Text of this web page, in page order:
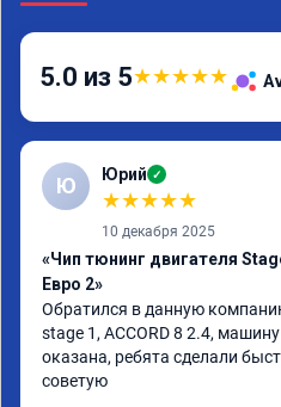
5.0 из 5★★★★★
Ю Юрий ✓
★★★★★
10 декабря 2025
«Чип тюнинг двигателя
Евро 2»
Обратился в данную
stage 1, ACCORD 8 2.4, машину
оказана, ребята сделали
советую